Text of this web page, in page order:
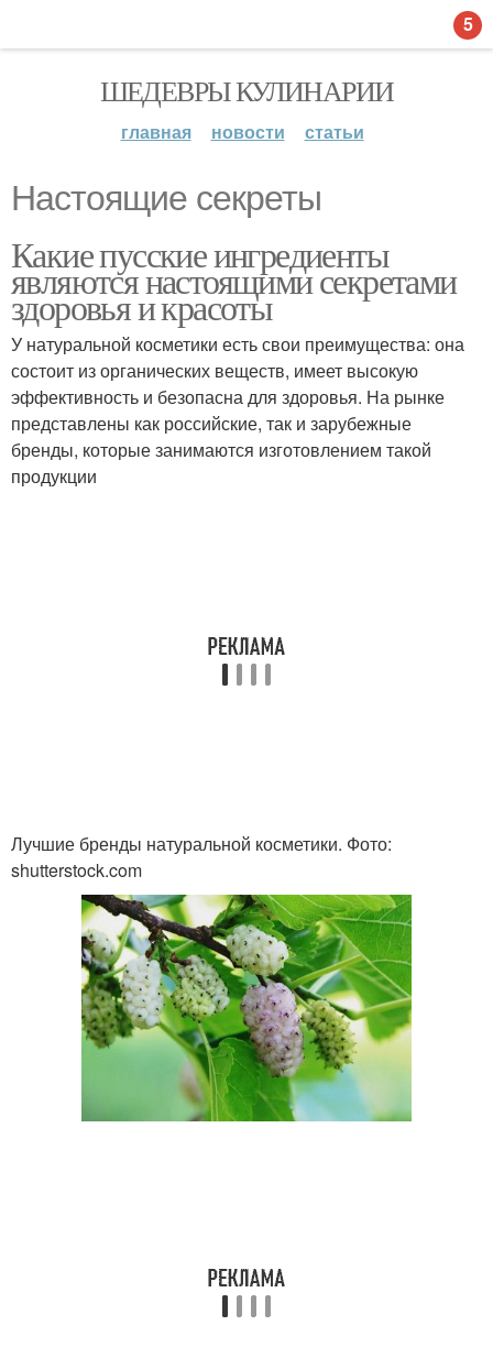
ШЕДЕВРЫ КУЛИНАРИИ
главная новости статьи
Настоящие секреты
Какие пусские ингредиенты
являются настоящими секретами
здоровья и красоты
У натуральной косметики есть свои преимущества: она
состоит из органических веществ, имеет высокую
эффективность и безопасна для здоровья. На рынке
представлены как российские, так и зарубежные
бренды, которые занимаются изготовлением такой
продукции
Лучшие бренды натуральной косметики. Фото:
shutterstock.com
5